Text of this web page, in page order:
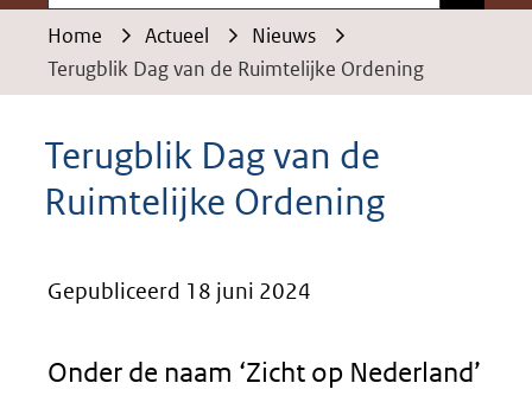
Home Actueel
Nieuws
Terugblik Dag van de Ruimtelijke Ordening
Terugblik Dag van de
Ruimtelijke Ordening
Gepubliceerd 18 juni 2024
Onder de naam ‘Zicht op Nederland’